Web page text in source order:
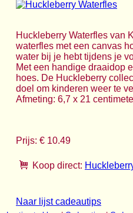
Huckleberry Waterfles van
waterfles met een canvas
water bij je hebt tijdens je
Met een handige draaidop
hoes. De Huckleberry
doel om kinderen weer te
Afmeting: 6,7 x 21
Prijs: € 10.49
Koop direct:
Naar lijst cadeautips